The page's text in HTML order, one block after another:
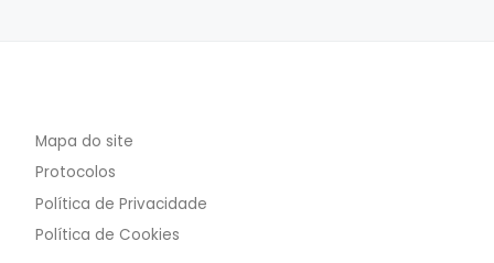
Mapa do site
Protocolos
Política de Privacidade
Política de Cookies